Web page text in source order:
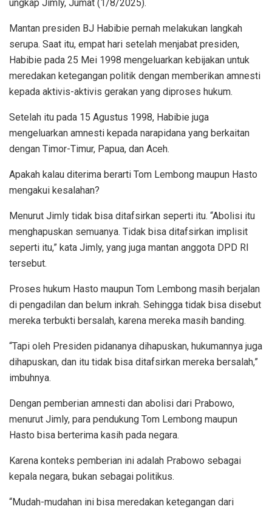
ungkap Jimly, Jumat (1/8/2025).
Mantan presiden BJ Habibie pernah melakukan langkah
serupa. Saat itu, empat hari setelah menjabat presiden,
Habibie pada 25 Mei 1998 mengeluarkan kebijakan untuk
meredakan ketegangan politik dengan memberikan amnesti
kepada aktivis-aktivis gerakan yang diproses hukum.
Setelah itu pada 15 Agustus 1998, Habibie juga
mengeluarkan amnesti kepada narapidana yang berkaitan
dengan Timor-Timur, Papua, dan Aceh.
Apakah kalau diterima berarti Tom Lembong maupun Hasto
mengakui kesalahan?
Menurut Jimly tidak bisa ditafsirkan seperti itu. “Abolisi itu
menghapuskan semuanya. Tidak bisa ditafsirkan implisit
seperti itu,” kata Jimly, yang juga mantan anggota DPD RI
tersebut.
Proses hukum Hasto maupun Tom Lembong masih berjalan
di pengadilan dan belum inkrah. Sehingga tidak bisa disebut
mereka terbukti bersalah, karena mereka masih banding.
“Tapi oleh Presiden pidananya dihapuskan, hukumannya juga
dihapuskan, dan itu tidak bisa ditafsirkan mereka bersalah,”
imbuhnya.
Dengan pemberian amnesti dan abolisi dari Prabowo,
menurut Jimly, para pendukung Tom Lembong maupun
Hasto bisa berterima kasih pada negara.
Karena konteks pemberian ini adalah Prabowo sebagai
kepala negara, bukan sebagai politikus.
“Mudah-mudahan ini bisa meredakan ketegangan dari